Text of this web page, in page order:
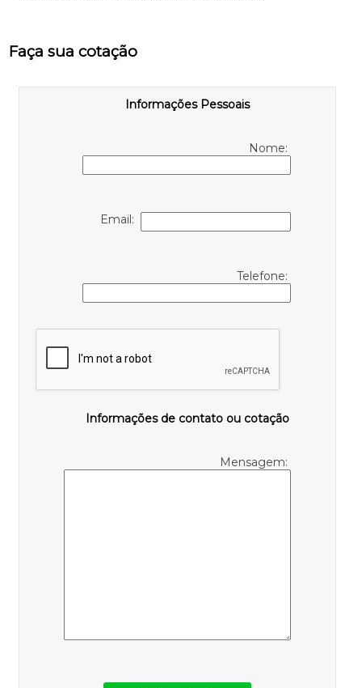
Faça sua cotação
Informações Pessoais
Nome:
Email:
Telefone:
Informações de contato ou cotação
Mensagem: